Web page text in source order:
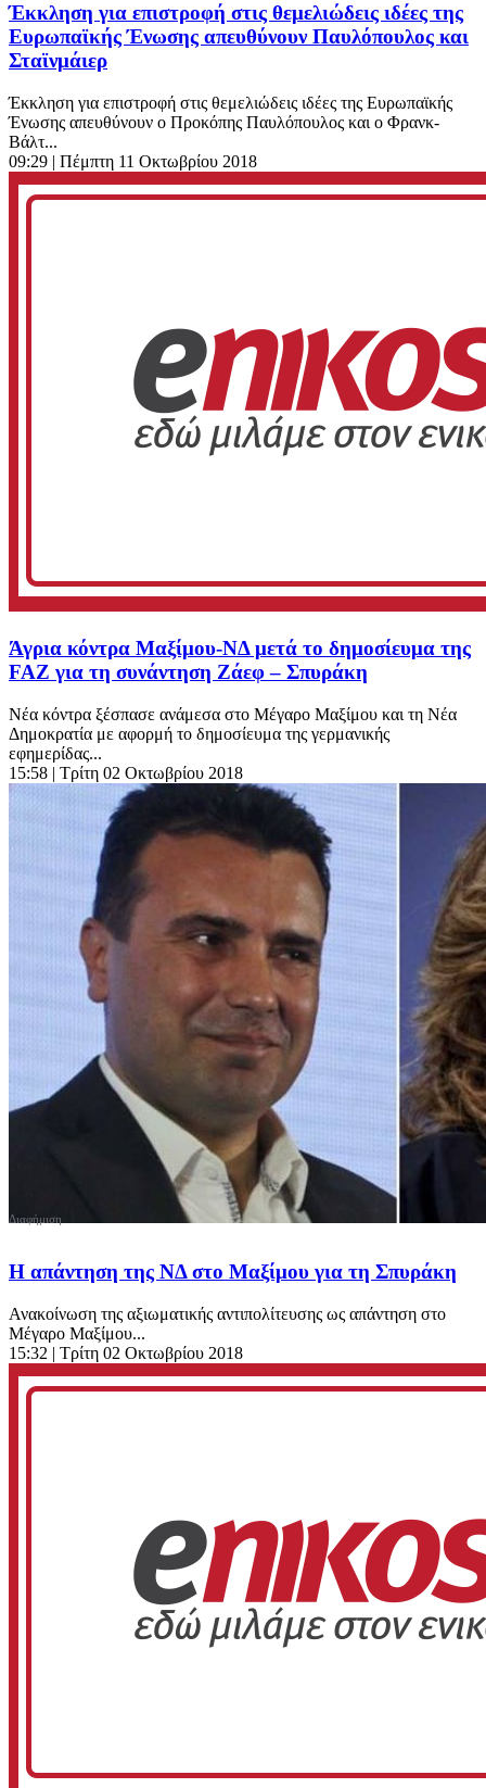
Έκκληση για επιστροφή στις θεμελιώδεις ιδέες της
Ευρωπαϊκής Ένωσης απευθύνουν Παυλόπουλος και
Σταϊνμάιερ
Έκκληση για επιστροφή στις θεμελιώδεις ιδέες της Ευρωπαϊκής
Ένωσης απευθύνουν ο Προκόπης Παυλόπουλος και ο Φρανκ-
Βάλτ...
09:29 | Πέμπτη 11 Οκτωβρίου 2018
Άγρια κόντρα Μαξίμου-ΝΔ μετά το δημοσίευμα της
FAZ για τη συνάντηση Ζάεφ – Σπυράκη
Νέα κόντρα ξέσπασε ανάμεσα στο Μέγαρο Μαξίμου και τη Νέα
Δημοκρατία με αφορμή το δημοσίευμα της γερμανικής
εφημερίδας...
15:58 | Τρίτη 02 Οκτωβρίου 2018
Η απάντηση της ΝΔ στο Μαξίμου για τη Σπυράκη
Ανακοίνωση της αξιωματικής αντιπολίτευσης ως απάντηση στο
Μέγαρο Μαξίμου...
15:32 | Τρίτη 02 Οκτωβρίου 2018